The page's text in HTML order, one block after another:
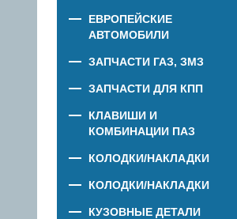
ЕВРОПЕЙСКИЕ
АВТОМОБИЛИ
ЗАПЧАСТИ ГАЗ, ЗМЗ
ЗАПЧАСТИ ДЛЯ КПП
КЛАВИШИ И
КОМБИНАЦИИ ПАЗ
КОЛОДКИ/НАКЛАДКИ
КОЛОДКИ/НАКЛАДКИ
КУЗОВНЫЕ ДЕТАЛИ